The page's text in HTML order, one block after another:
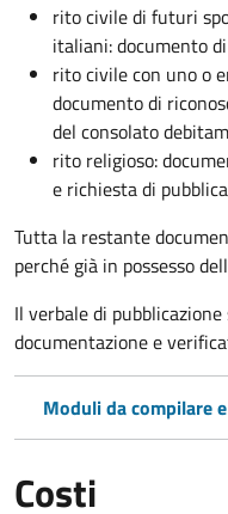
rito civile di futuri
italiani: documento
rito civile con uno o
documento di
del consolato
rito religioso:
e richiesta di
Tutta la restante
perché già in possesso
Il verbale di
documentazione e
Moduli da compilare
Costi